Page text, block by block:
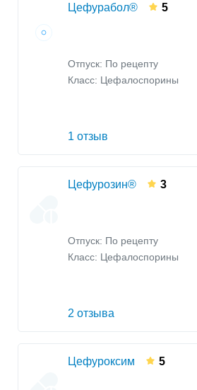
Цефурабол® 5
Отпуск: По рецепту
Класс: Цефалоспорины
1 отзыв
Цефурозин® 3
Отпуск: По рецепту
Класс: Цефалоспорины
2 отзыва
Цефуроксим 5